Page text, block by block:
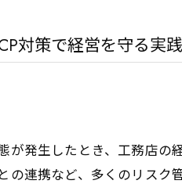
対策で経営を守る実
が発生したとき、工務店
の連携など、多くのリスク